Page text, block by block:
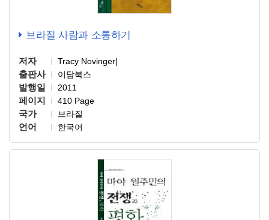
브라질 사람과 소통하기
저자 Tracy Novinger|
출판사 이담북스
발행일 2011
페이지 410 Page
국가 브라질
언어 한국어